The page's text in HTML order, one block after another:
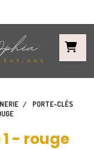
PORTE-CLÉS
- rouge